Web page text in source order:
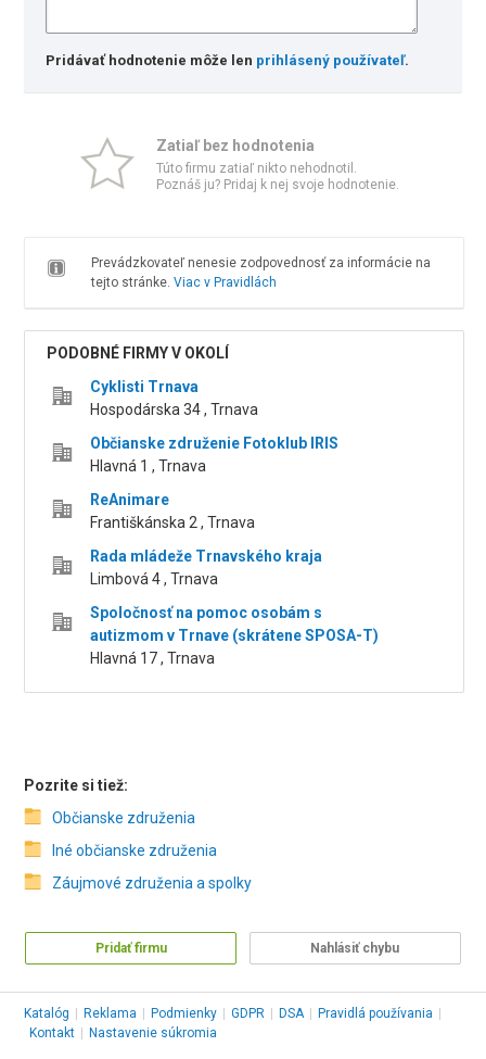
Pridávať hodnotenie môže len prihlásený používateľ.
Zatiaľ bez hodnotenia
Túto firmu zatiaľ nikto nehodnotil.
Poznáš ju? Pridaj k nej svoje hodnotenie.
Prevádzkovateľ nenesie zodpovednosť za informácie na
tejto stránke. Viac v Pravidlách
PODOBNÉ FIRMY V OKOLÍ
Cyklisti Trnava
Hospodárska 34 , Trnava
Občianske združenie Fotoklub IRIS
Hlavná 1 , Trnava
ReAnimare
Františkánska 2 , Trnava
Rada mládeže Trnavského kraja
Limbová 4 , Trnava
Spoločnosť na pomoc osobám s
autizmom v Trnave (skrátene SPOSA-T)
Hlavná 17 , Trnava
Pozrite si tiež:
Občianske združenia
Iné občianske združenia
Záujmové združenia a spolky
Pridať firmu Nahlásiť chybu
Katalóg Reklama Podmienky GDPR DSA Pravidlá používania
Kontakt
Nastavenie súkromia